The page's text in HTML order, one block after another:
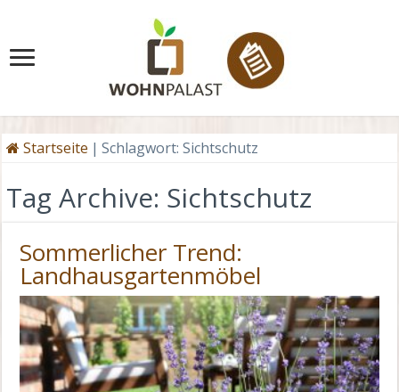
Startseite | Schlagwort:Sichtschutz
Tag Archive: Sichtschutz
Sommerlicher Trend:
Landhausgartenmöbel